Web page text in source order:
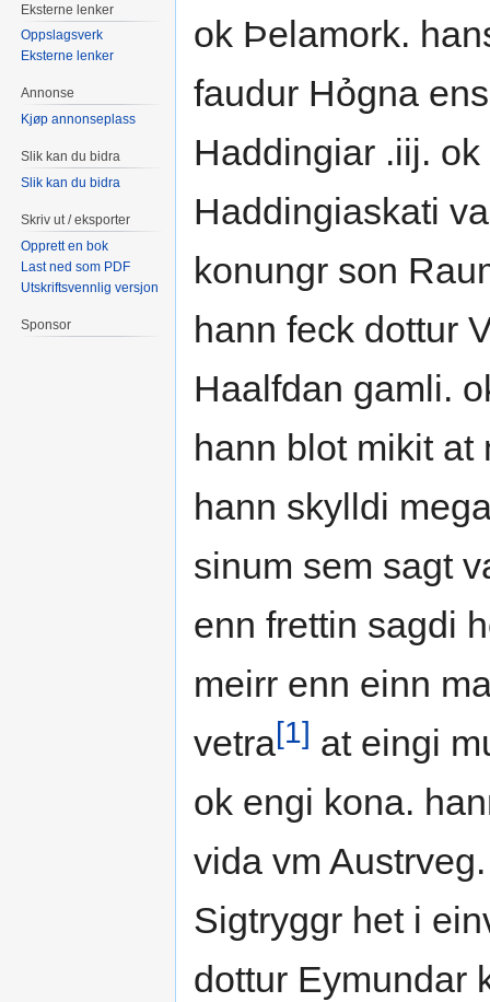
ok Þelamork.
faudur Hỏgna
Haddingiar .iij.
Haddingiaskati
konungr son
hann feck dottur
Haalfdan gamli.
hann blot mikit
hann skylldi
sinum sem sagt
enn frettin sagdi
meirr enn einn
vetra[1] at eingi
ok engi kona.
vida vm
Sigtryggr het i
dottur Eymundar
Eksterne lenker
Oppslagsverk
Eksterne lenker
Annonse
Kjøp annonseplass
Slik kan du bidra
Slik kan du bidra
Skriv ut / eksporter
Opprett en bok
Last ned som PDF
Utskriftsvennlig versjon
Sponsor